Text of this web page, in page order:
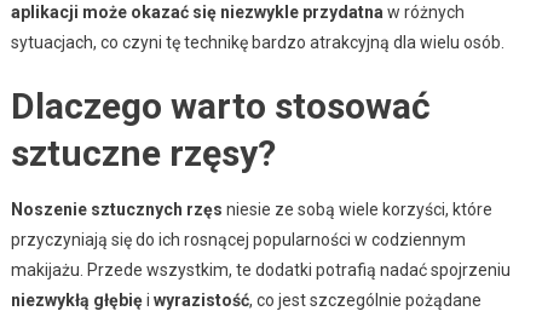
aplikacji może okazać się niezwykle przydatna w różnych
sytuacjach, co czyni tę technikę bardzo atrakcyjną dla wielu osób.
Dlaczego warto stosować
sztuczne rzęsy?
Noszenie sztucznych rzęs niesie ze sobą wiele korzyści, które
przyczyniają się do ich rosnącej popularności w codziennym
makijażu. Przede wszystkim, te dodatki potrafią nadać spojrzeniu
niezwykłą głębięi wyrazistość, co jest szczególnie pożądane